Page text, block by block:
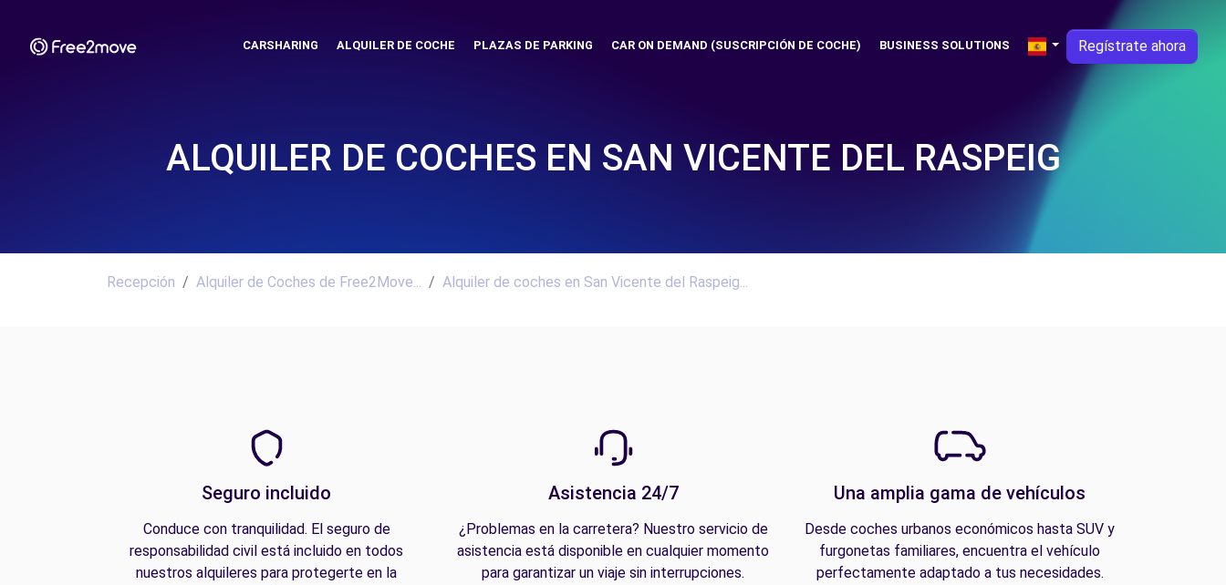
CARSHARING ALQUILER DE COCHE PLAZAS DE PARKING CAR ON DEMAND (SUSCRIPCIÓN DE COCHE) BUSINESS SOLUTIONS Regístrate ahora
ALQUILER DE COCHES EN SAN VICENTE DEL RASPEIG
Recepción Alquiler de Coches de Free2Move... Alquiler de coches en San Vicente del Raspeig...
Seguro incluido
Conduce con tranquilidad. El seguro de
responsabilidad civil está incluido en todos
nuestros alquileres para protegerte en la
Asistencia 24/7
¿Problemas en la carretera? Nuestro servicio de
asistencia está disponible en cualquier momento
para garantizar un viaje sin interrupciones.
Una amplia gama de vehículos
Desde coches urbanos económicos hasta SUV y
furgonetas familiares, encuentra el vehículo
perfectamente adaptado a tus necesidades.